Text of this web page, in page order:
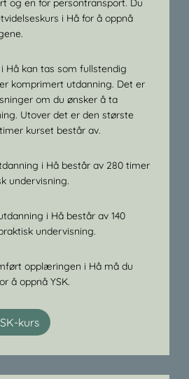
og en for persontransport. Du
i Hå for å oppnå
Hå kan tas som fullstendig
komprimert utdanning. Det er
om du ønsker å ta
Utover det er den største
kurset består av.
i Hå består av 280 timer
undervisning.
i Hå består av 140
undervisning.
opplæringen i Hå må du
å oppnå YSK.
kurs